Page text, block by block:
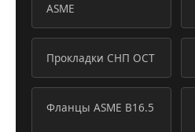
ASME
Прокладки СНП ОСТ
Фланцы ASME B16.5